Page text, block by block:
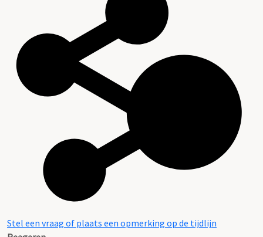
Stel een vraag of plaats een opmerking op de tijdlijn